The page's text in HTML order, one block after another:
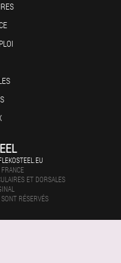
ET DORSALES
RÉSERVÉS